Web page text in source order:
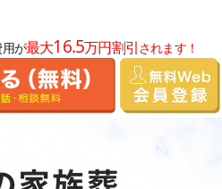
が最大16.5万円割引されます！